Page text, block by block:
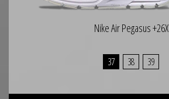
Nike Air Pegasus +26X
37 38 39